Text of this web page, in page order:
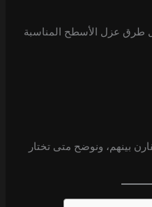
طرق عزل الأسطح المناسبة
بينهم، ونوضح متى تختار